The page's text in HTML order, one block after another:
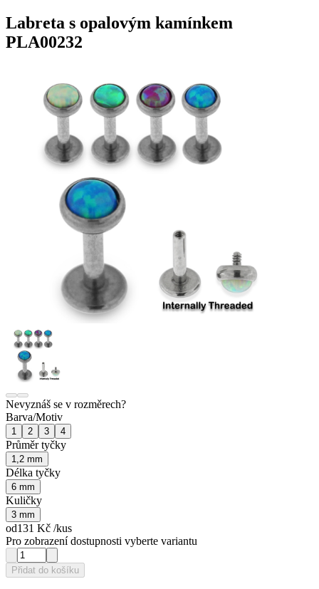
Labreta s opalovým kamínkem
PLA00232
Nevyznáš se v rozměrech?
Barva/Motiv
1 2 3 4
Průměr tyčky
1,2 mm
Délka tyčky
6 mm
Kuličky
3 mm
od131 Kč /kus
Pro zobrazení dostupnosti vyberte variantu
Přidat do košíku